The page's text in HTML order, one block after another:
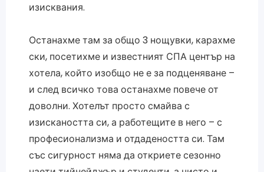
изисквания.
Останахме там за общо 3 нощувки, карахме
ски, посетихме и известният СПА център на
хотела, който изобщо не е за подценяване –
и след всичко това останахме повече от
доволни. Хотелът просто смайва с
изискаността си, а работещите в него – с
професионализма и отдадеността си. Там
със сигурност няма да откриете сезонно